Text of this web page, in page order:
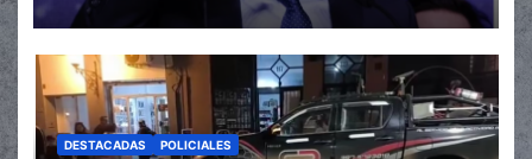
DESTACADAS POLICIALES